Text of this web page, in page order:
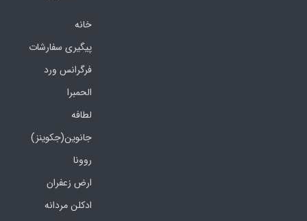
خانه
پیگیری سفارشات
فرگرانس ورد
الحمبرا
لطافه
جانوین(جکوینز)
روونا
ارض زعفران
ادکلن مردانه